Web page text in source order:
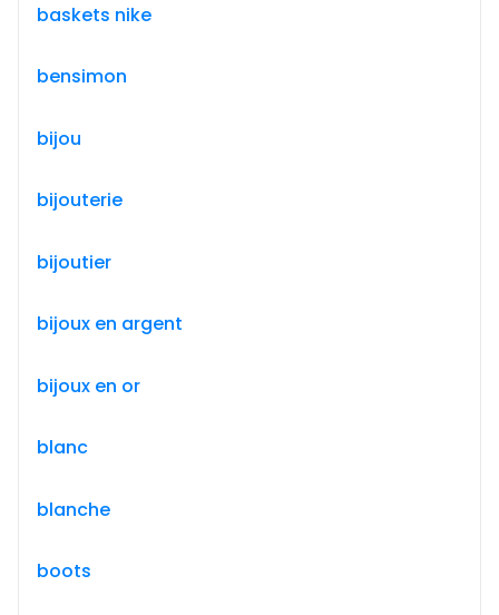
baskets nike
bensimon
bijou
bijouterie
bijoutier
bijoux en argent
bijoux en or
blanc
blanche
boots